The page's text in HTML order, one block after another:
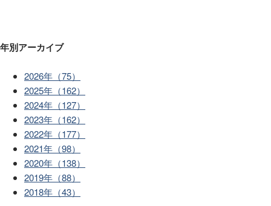
年別アーカイブ
2026年（75）
2025年（162）
2024年（127）
2023年（162）
2022年（177）
2021年（98）
2020年（138）
2019年（88）
2018年（43）